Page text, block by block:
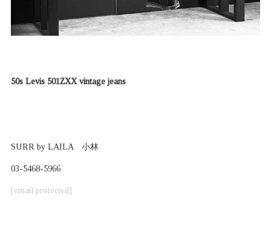
50s Levis 501ZXX vintage jeans
SURR by LAILA 小林
03-5468-5966
[email protected]